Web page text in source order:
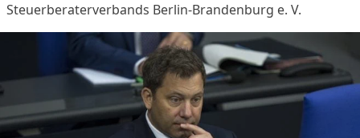
Steuerberaterverbands Berlin-Brandenburg e. V.